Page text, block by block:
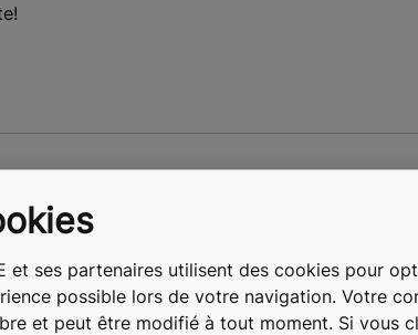
un autre
au
et ses partenaires utilisent des cookies pour
possible lors de votre navigation. Votre
et peut être modifié à tout moment. Si vous